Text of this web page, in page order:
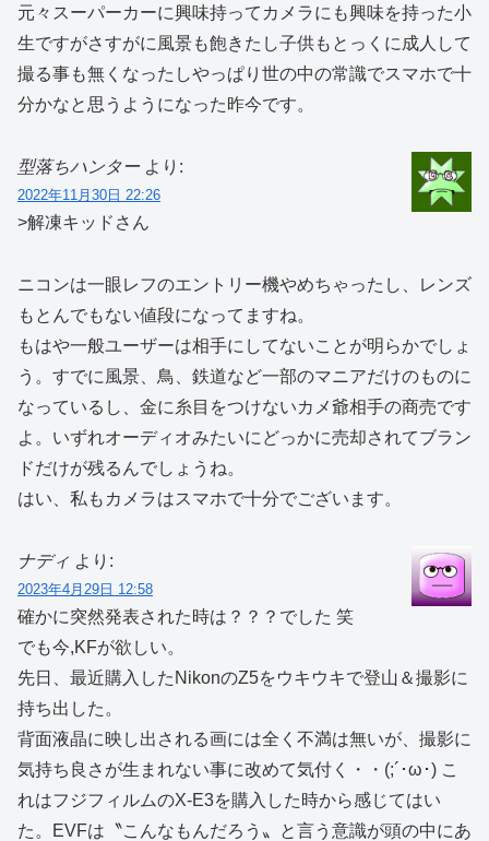
元々スーパーカーに興味持ってカメラにも興味を持った小
生ですがさすがに風景も飽きたし子供もとっくに成人して
撮る事も無くなったしやっぱり世の中の常識でスマホで十
分かなと思うようになった昨今です。
型落ちハンター より:
2022年11月30日 22:26
>解凍キッドさん
ニコンは一眼レフのエントリー機やめちゃったし、レンズ
もとんでもない値段になってますね。
もはや一般ユーザーは相手にしてないことが明らかでしょ
う。すでに風景、鳥、鉄道など一部のマニアだけのものに
なっているし、金に糸目をつけないカメ爺相手の商売です
よ。いずれオーディオみたいにどっかに売却されてブラン
ドだけが残るんでしょうね。
はい、私もカメラはスマホで十分でございます。
ナディ より:
2023年4月29日 12:58
確かに突然発表された時は？？？でした 笑
でも今,KFが欲しい。
先日、最近購入したNikonのZ5をウキウキで登山＆撮影に
持ち出した。
背面液晶に映し出される画には全く不満は無いが、撮影に
気持ち良さが生まれない事に改めて気付く・・(;´･ω･) こ
れはフジフィルムのX-E3を購入した時から感じてはい
た。EVFは〝こんなもんだろう〟と言う意識が頭の中にあ